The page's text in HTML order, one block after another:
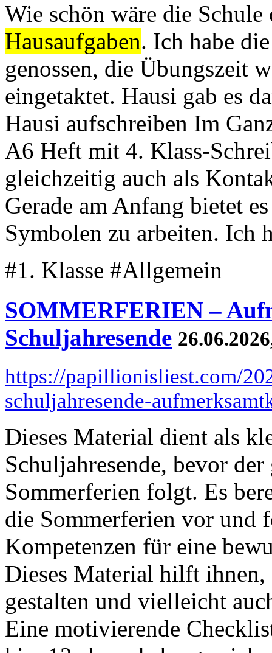
Wie schön wäre die Schule
Hausaufgaben. Ich habe
genossen, die Übungszeit
eingetaktet. Hausi gab es
Hausi aufschreiben Im
A6 Heft mit 4. Klass-
gleichzeitig auch als
Gerade am Anfang bietet
Symbolen zu arbeiten. Ich
#1. Klasse #Allgemein
SOMMERFERIEN –
Schuljahresende
https://papillionisliest.com/
schuljahresende-
Dieses Material dient als
Schuljahresende, bevor
Sommerferien folgt. Es
die Sommerferien vor und
Kompetenzen für eine
Dieses Material hilft
gestalten und vielleicht
Eine motivierende